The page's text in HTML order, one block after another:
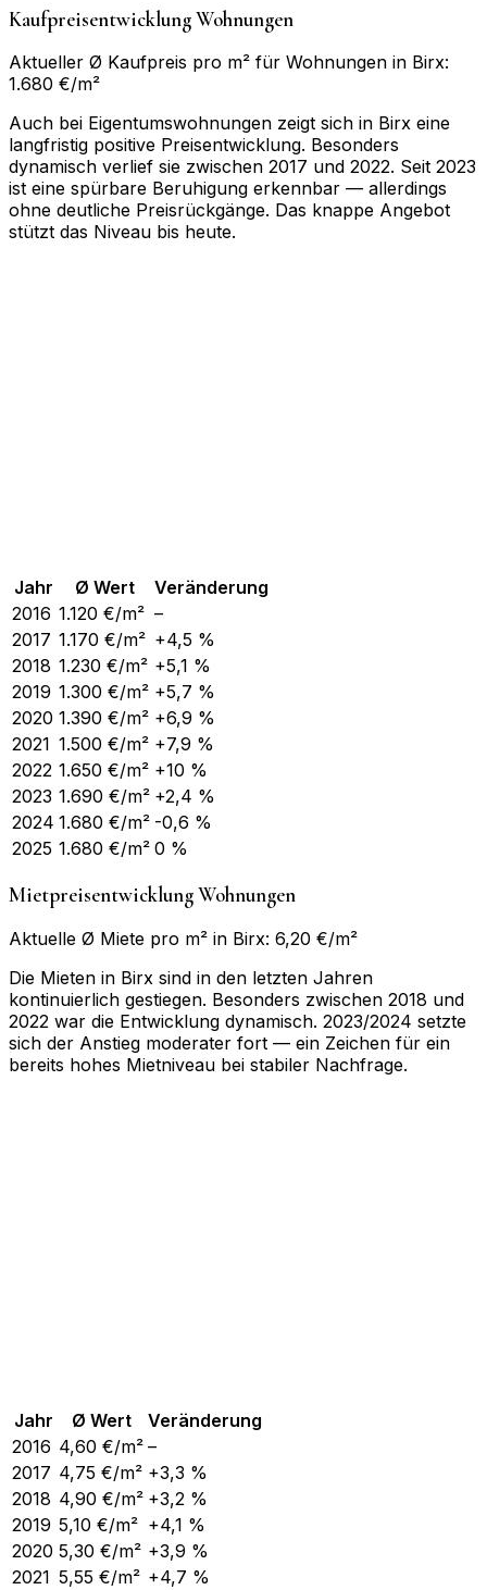
Kaufpreisentwicklung Wohnungen
Aktueller Ø Kaufpreis pro m² für Wohnungen in Birx:
1.680 €/m²
Auch bei Eigentumswohnungen zeigt sich in Birx eine
langfristig positive Preisentwicklung. Besonders
dynamisch verlief sie zwischen 2017 und 2022. Seit 2023
ist eine spürbare Beruhigung erkennbar — allerdings
ohne deutliche Preisrückgänge. Das knappe Angebot
stützt das Niveau bis heute.
Jahr Ø Wert
Veränderung
2016 1.120 €/m² –
2017 1.170 €/m² +4,5 %
2018 1.230 €/m² +5,1 %
2019 1.300 €/m² +5,7 %
2020 1.390 €/m² +6,9 %
2021 1.500 €/m² +7,9 %
2022 1.650 €/m² +10 %
2023 1.690 €/m² +2,4 %
2024 1.680 €/m² -0,6 %
2025 1.680 €/m² 0 %
Mietpreisentwicklung Wohnungen
Aktuelle Ø Miete pro m² in Birx: 6,20 €/m²
Die Mieten in Birx sind in den letzten Jahren
kontinuierlich gestiegen. Besonders zwischen 2018 und
2022 war die Entwicklung dynamisch. 2023/2024 setzte
sich der Anstieg moderater fort — ein Zeichen für ein
bereits hohes Mietniveau bei stabiler Nachfrage.
Jahr Ø Wert
Veränderung
2016 4,60 €/m² –
2017 4,75 €/m² +3,3 %
2018 4,90 €/m² +3,2 %
2019 5,10 €/m² +4,1 %
2020 5,30 €/m² +3,9 %
2021 5,55 €/m² +4,7 %